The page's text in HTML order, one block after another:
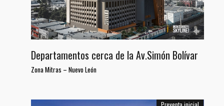
Departamentos cerca de la Av.Simón Bolívar
Zona Mitras – Nuevo León
Preventa inicial